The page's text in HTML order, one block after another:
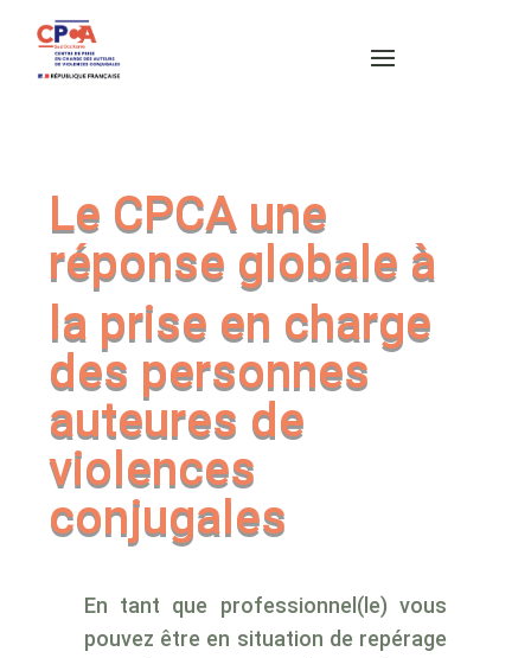
Le CPCA une
réponse globale à
la prise en charge
des personnes
auteures de
violences
conjugales
En tant que professionnel(le) vous
pouvez être en situation de repérage